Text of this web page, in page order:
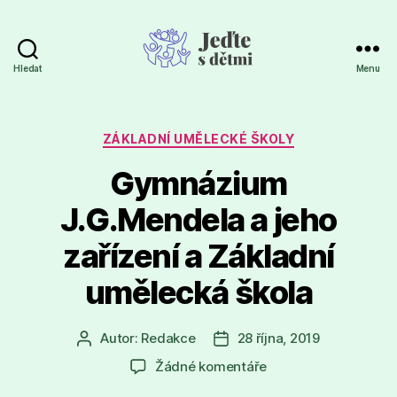
Hledat Menu
Rubriky
ZÁKLADNÍ UMĚLECKÉ ŠKOLY
Gymnázium
J.G.Mendela a jeho
zařízení a Základní
umělecká škola
Autor
příspěvku
Autor: Redakce
Datum
příspěvku
28 října, 2019
Žádné komentářeu